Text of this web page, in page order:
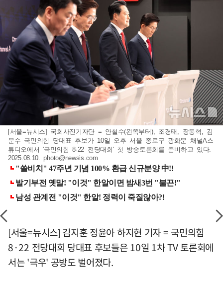
[서울=뉴시스] 국회사진기자단 = 안철수(왼쪽부터), 조경태, 장동혁, 김
문수 국민의힘 당대표 후보가 10일 오후 서울 종로구 광화문 채널A스
튜디오에서 '국민의힘 8·22 전당대회' 첫 방송토론회를 준비하고 있다.
2025.08.10.photo@newsis.com
[서울=뉴시스] 김지훈 정윤아 하지현 기자 = 국민의힘
8·22 전당대회 당대표 후보들은 10일 1차 TV 토론회에
서는 '극우' 공방도 벌어졌다.